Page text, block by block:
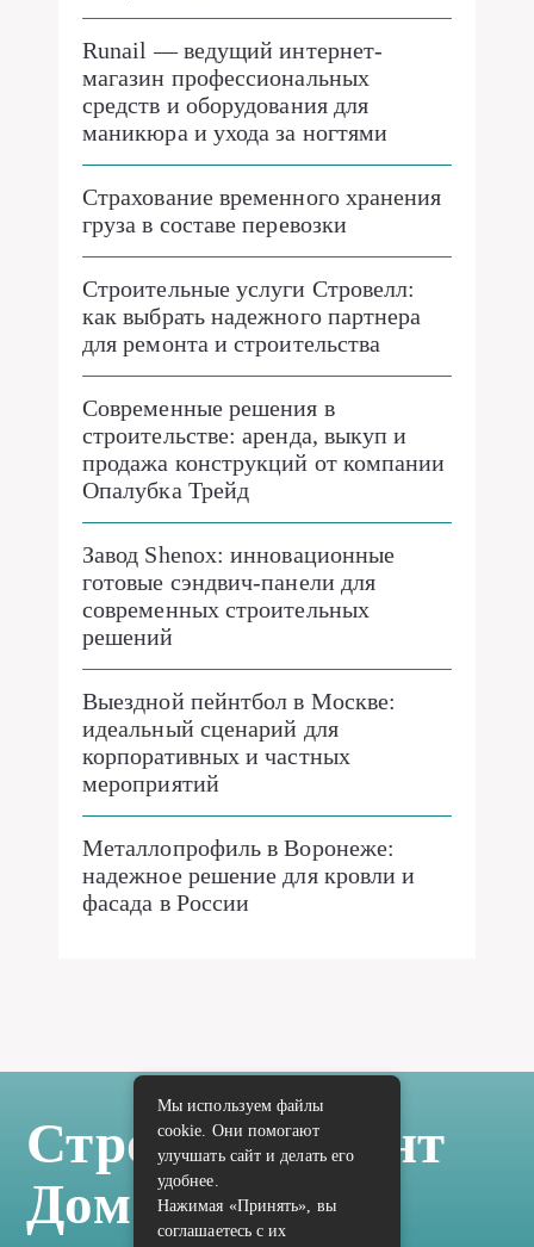
Runail — ведущий интернет-
магазин профессиональных
средств и оборудования для
маникюра и ухода за ногтями
Страхование временного хранения
груза в составе перевозки
Строительные услуги Стровелл:
как выбрать надежного партнера
для ремонта и строительства
Современные решения в
строительстве: аренда, выкуп и
продажа конструкций от компании
Опалубка Трейд
Завод Shenox: инновационные
готовые сэндвич-панели для
современных строительных
решений
Выездной пейнтбол в Москве:
идеальный сценарий для
корпоративных и частных
мероприятий
Металлопрофиль в Воронеже:
надежное решение для кровли и
фасада в России
Стройка Ремонт
Дом Отделка
Мы используем файлы
cookie. Они помогают
улучшать сайт и делать его
удобнее.
Нажимая «Принять», вы
соглашаетесь с их